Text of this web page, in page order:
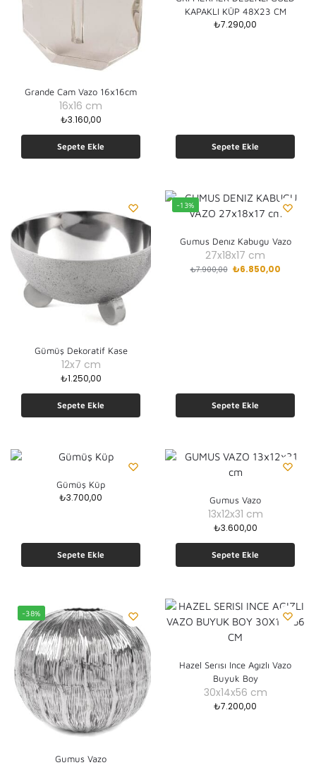
Grande Cam Vazo 16x16cm
16x16 cm
₺3.160,00
Sepete Ekle
KAPAKLI KÜP 48X23 CM
₺7.290,00
Sepete Ekle
Gümüş Dekoratif Kase
12x7 cm
₺1.250,00
Sepete Ekle
-13%
Gumus Denız Kabugu Vazo
27x18x17 cm
₺7.900,00 ₺6.850,00
Sepete Ekle
Gümüş Küp
₺3.700,00
Sepete Ekle
Gumus Vazo
13x12x31 cm
₺3.600,00
Sepete Ekle
-38%
Gumus Vazo
Hazel Serısı Ince Agızlı Vazo
Buyuk Boy
30x14x56 cm
₺7.200,00